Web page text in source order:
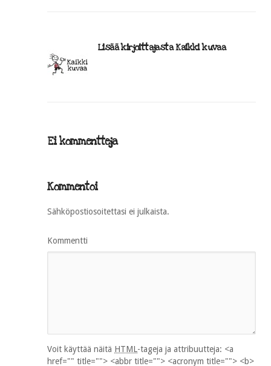
Lisää kirjoittajasta Kaikki kuvaa
Ei kommentteja
Kommentoi
Sähköpostiosoitettasi ei julkaista.
Kommentti
Voit käyttää näitä HTML-tageja ja attribuutteja: <a
href="" title=""> <abbr title=""> <acronym title=""> <b>